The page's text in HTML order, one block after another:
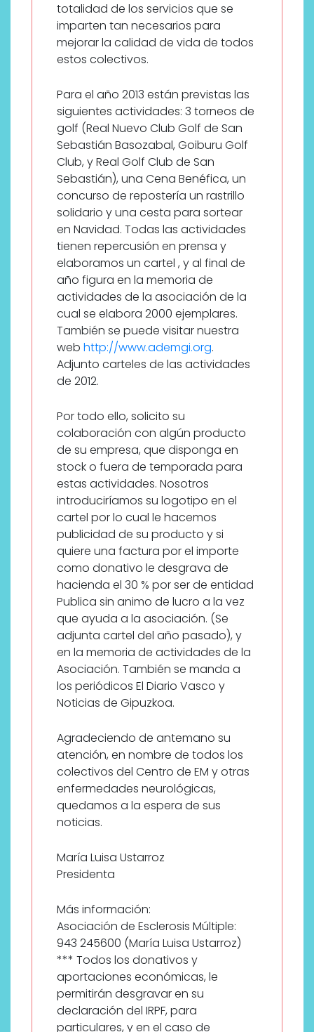
totalidad de los servicios que se
imparten tan necesarios para
mejorar la calidad de vida de todos
estos colectivos.
Para el año 2013 están previstas las
siguientes actividades: 3 torneos de
golf (Real Nuevo Club Golf de San
Sebastián Basozabal, Goiburu Golf
Club, y Real Golf Club de San
Sebastián), una Cena Benéfica, un
concurso de repostería un rastrillo
solidario y una cesta para sortear
en Navidad. Todas las actividades
tienen repercusión en prensa y
elaboramos un cartel , y al final de
año figura en la memoria de
actividades de la asociación de la
cual se elabora 2000 ejemplares.
También se puede visitar nuestra
web http://www.ademgi.org.
Adjunto carteles de las actividades
de 2012.
Por todo ello, solicito su
colaboración con algún producto
de su empresa, que disponga en
stock o fuera de temporada para
estas actividades. Nosotros
introduciríamos su logotipo en el
cartel por lo cual le hacemos
publicidad de su producto y si
quiere una factura por el importe
como donativo le desgrava de
hacienda el 30 % por ser de entidad
Publica sin animo de lucro a la vez
que ayuda a la asociación. (Se
adjunta cartel del año pasado), y
en la memoria de actividades de la
Asociación. También se manda a
los periódicos El Diario Vasco y
Noticias de Gipuzkoa.
Agradeciendo de antemano su
atención, en nombre de todos los
colectivos del Centro de EM y otras
enfermedades neurológicas,
quedamos a la espera de sus
noticias.
María Luisa Ustarroz
Presidenta
Más información:
Asociación de Esclerosis Múltiple:
943 245600 (María Luisa Ustarroz)
*** Todos los donativos y
aportaciones económicas, le
permitirán desgravar en su
declaración del IRPF, para
particulares, y en el caso de